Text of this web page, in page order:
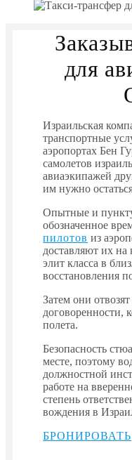
для
Израильская
транспортные
аэропортах Бен
самолетов
авиаэкипажей
им нужно
Опытные и
обозначенное
пилотов из
доставляют их
элит класса в
восстановления
Затем они
договоренности,
полета.
Безопасность
месте, поэтому
должностной
работе на
степень
вождения в
БРОНИРОВАТЬ